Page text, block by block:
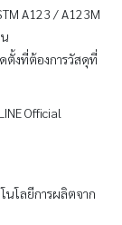
A123 / A123M
ตั้งที่ต้องการวัสดุที่
Official
นโลยีการผลิตจาก